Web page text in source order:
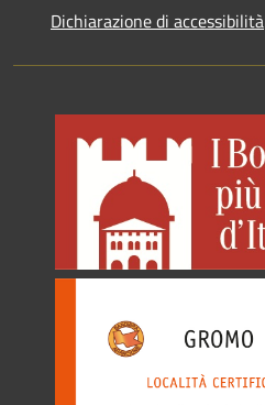
Dichiarazione di accessibilità